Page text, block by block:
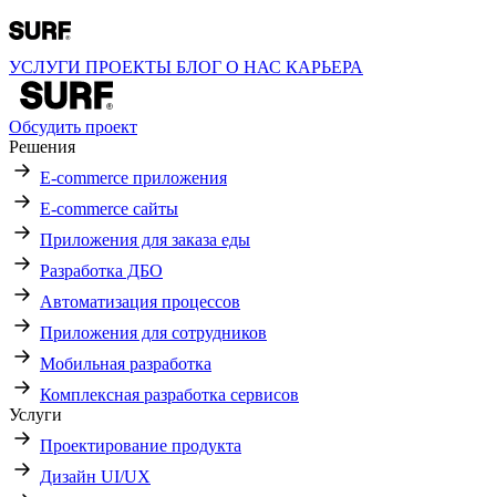
УСЛУГИ ПРОЕКТЫ БЛОГ О НАС КАРЬЕРА
Обсудить проект
Решения
E-commerce приложения
E-commerce сайты
Приложения для заказа еды
Разработка ДБО
Автоматизация процессов
Приложения для сотрудников
Мобильная разработка
Комплексная разработка сервисов
Услуги
Проектирование продукта
Дизайн UI/UX